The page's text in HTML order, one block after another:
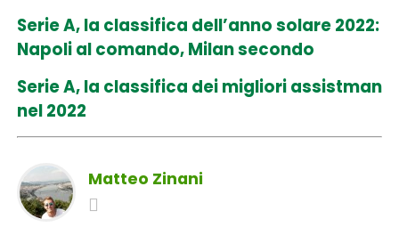
Serie A, la classifica dell’anno solare 2022:
Napoli al comando, Milan secondo
Serie A, la classifica dei migliori assistman
nel 2022
Matteo Zinani